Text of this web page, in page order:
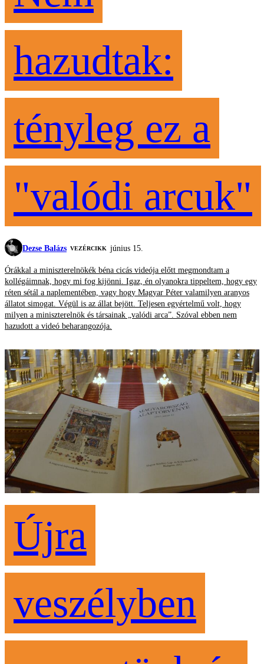
hazudtak:
tényleg ez a
"valódi arcuk"
Dezse Balázs VEZÉRCIKK június 15.
Órákkal a miniszterelnökék béna cicás videója előtt megmondtam a
kollégáimnak, hogy mi fog kijönni. Igaz, én olyanokra tippeltem, hogy egy
réten sétál a naplementében, vagy hogy Magyar Péter valamilyen aranyos
állatot simogat. Végül is az állat bejött. Teljesen egyértelmű volt, hogy
milyen a miniszterelnök és társainak „valódi arca”. Szóval ebben nem
hazudott a videó beharangozója.
Újra
veszélyben